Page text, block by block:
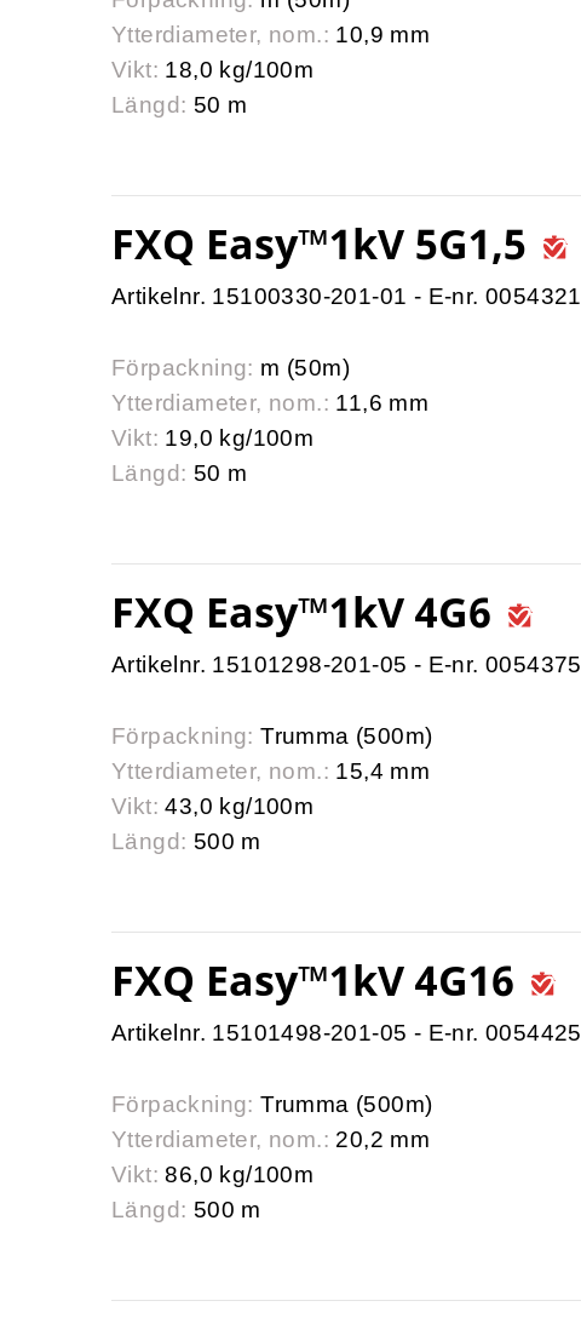
Ytterdiameter, nom.: 10,9 mm
Vikt: 18,0 kg/100m
Längd: 50 m
FXQ Easy™1kV 5G1,5
Artikelnr. 15100330-201-01 - E-nr. 0054321
Förpackning: m (50m)
Ytterdiameter, nom.: 11,6 mm
Vikt: 19,0 kg/100m
Längd: 50 m
FXQ Easy™1kV 4G6
Artikelnr. 15101298-201-05 - E-nr. 0054375
Förpackning: Trumma (500m)
Ytterdiameter, nom.: 15,4 mm
Vikt: 43,0 kg/100m
Längd: 500 m
FXQ Easy™1kV 4G16
Artikelnr. 15101498-201-05 - E-nr. 0054425
Förpackning: Trumma (500m)
Ytterdiameter, nom.: 20,2 mm
Vikt: 86,0 kg/100m
Längd: 500 m